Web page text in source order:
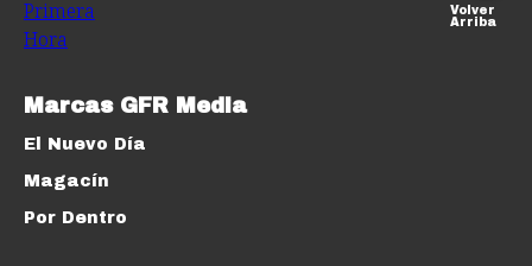
Volver
Arriba
Marcas GFR Media
El Nuevo Día
Magacín
Por Dentro